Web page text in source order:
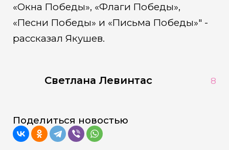
«Окна Победы», «Флаги Победы»,
«Песни Победы» и «Письма Победы»" -
рассказал Якушев.
Светлана Левинтас 8
Поделиться новостью